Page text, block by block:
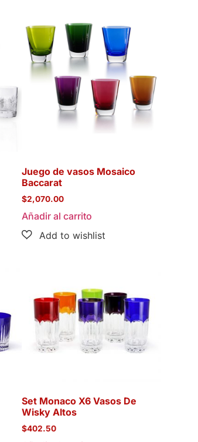
Juego de vasos Mosaico
Baccarat
$2,070.00
Añadir al carrito
Set Monaco X6 Vasos De
Wisky Altos
$402.50